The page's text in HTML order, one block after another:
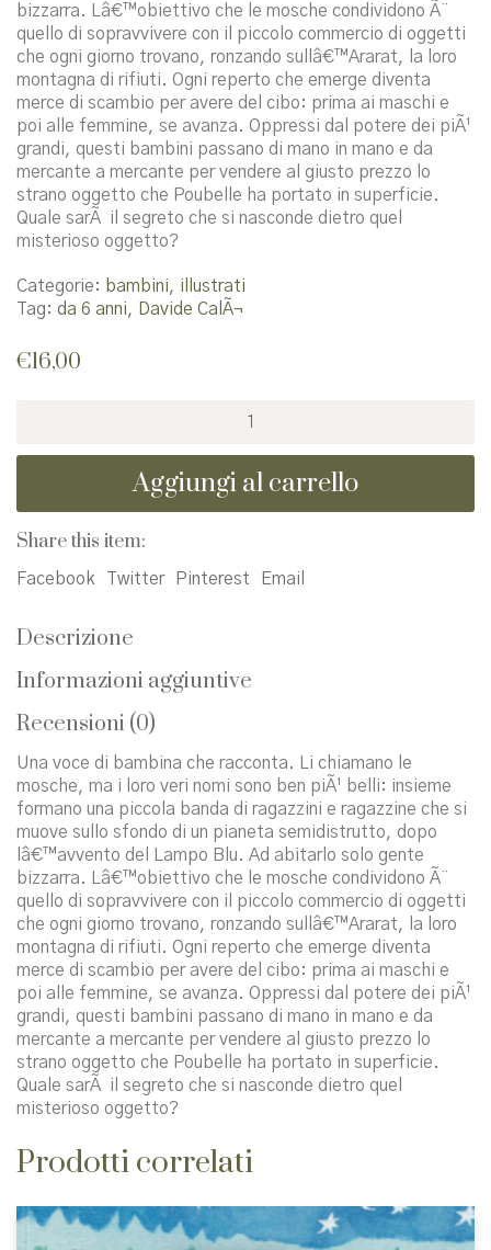
bizzarra. Lâ€™obiettivo che le mosche condividono Ã¨
quello di sopravvivere con il piccolo commercio di oggetti
che ogni giorno trovano, ronzando sullâ€™Ararat, la loro
montagna di rifiuti. Ogni reperto che emerge diventa
merce di scambio per avere del cibo: prima ai maschi e
poi alle femmine, se avanza. Oppressi dal potere dei piÃ¹
grandi, questi bambini passano di mano in mano e da
mercante a mercante per vendere al giusto prezzo lo
strano oggetto che Poubelle ha portato in superficie.
Quale sarÃ il segreto che si nasconde dietro quel
misterioso oggetto?
Categorie: bambini, illustrati
Tag: da 6 anni, Davide CalÃ¬
€16,00
le
Aggiungi al carrello
Share this item:
Facebook Twitter Pinterest Email
Descrizione
Informazioni aggiuntive
Recensioni (0)
Una voce di bambina che racconta. Li chiamano le
mosche, ma i loro veri nomi sono ben piÃ¹ belli: insieme
formano una piccola banda di ragazzini e ragazzine che si
muove sullo sfondo di un pianeta semidistrutto, dopo
lâ€™avvento del Lampo Blu. Ad abitarlo solo gente
bizzarra. Lâ€™obiettivo che le mosche condividono Ã¨
quello di sopravvivere con il piccolo commercio di oggetti
che ogni giorno trovano, ronzando sullâ€™Ararat, la loro
montagna di rifiuti. Ogni reperto che emerge diventa
merce di scambio per avere del cibo: prima ai maschi e
poi alle femmine, se avanza. Oppressi dal potere dei piÃ¹
grandi, questi bambini passano di mano in mano e da
mercante a mercante per vendere al giusto prezzo lo
strano oggetto che Poubelle ha portato in superficie.
Quale sarÃ il segreto che si nasconde dietro quel
misterioso oggetto?
Prodotti correlati